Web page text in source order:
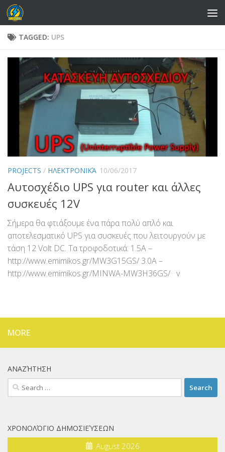
Skip to content
TAGGED: UPS
PROJECTS / ΗΛΕΚΤΡΟΝΙΚΆ 10/06/2017
Αυτοσχέδιο UPS για router και άλλες
συσκευές 12V
Σήμερα θα φτιάξουμε ένα πάρα πολύ απλό και
αποτελεσματικό UPS για συσκευές που λειτουργούν με
τάση 12 Volt DC. Τα τροφοδοτικά: 1.5A –
http://www.emimikos.gr/MW3G15GS/ 3.0A –
http://www.emimikos.gr/MINWA-MW3H36GS/ v
MORE
ΑΝΑΖΉΤΗΣΗ
Search
for:
ΧΡΟΝΟΛΌΓΙΟ ΔΗΜΟΣΙΕΎΣΕΩΝ
August 2026